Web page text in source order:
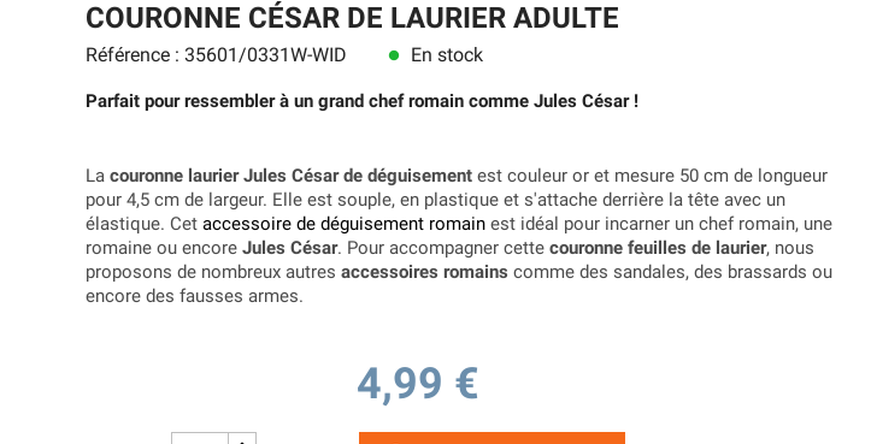
COURONNE CÉSAR DE LAURIER ADULTE
Référence : 35601/0331W-WID lens En stock
Parfait pour ressembler à un grand chef romain comme Jules César !
La couronne laurier Jules César de déguisement est couleur or et mesure 50 cm de longueur
pour 4,5 cm de largeur. Elle est souple, en plastique et s'attache derrière la tête avec un
élastique. Cet accessoire de déguisement romain est idéal pour incarner un chef romain, une
romaine ou encore Jules César. Pour accompagner cette couronne feuilles de laurier, nous
proposons de nombreux autres accessoires romains comme des sandales, des brassards ou
encore des fausses armes.
4,99 €